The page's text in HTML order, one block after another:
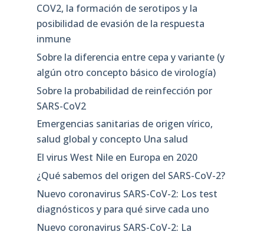
COV2, la formación de serotipos y la
posibilidad de evasión de la respuesta
inmune
Sobre la diferencia entre cepa y variante (y
algún otro concepto básico de virología)
Sobre la probabilidad de reinfección por
SARS-CoV2
Emergencias sanitarias de origen vírico,
salud global y concepto Una salud
El virus West Nile en Europa en 2020
¿Qué sabemos del origen del SARS-CoV-2?
Nuevo coronavirus SARS-CoV-2: Los test
diagnósticos y para qué sirve cada uno
Nuevo coronavirus SARS-CoV-2: La